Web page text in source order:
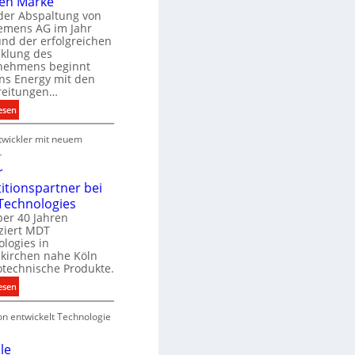
ek
Abspaltung von
AG im Jahr
der erfolgreichen
des
beginnt
Energy mit den
:
S
i
e
n
s
E
n
e
r
g
y
w
mit neuem
bei
40 Jahren
MDT
in
nahe Köln
Produkte.
:
N
e
entwickelt Technologie